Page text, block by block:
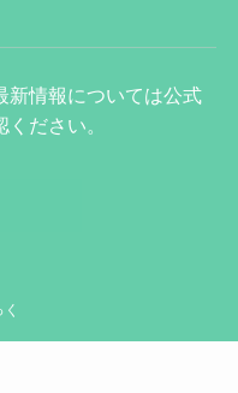
新情報については公式
ださい。